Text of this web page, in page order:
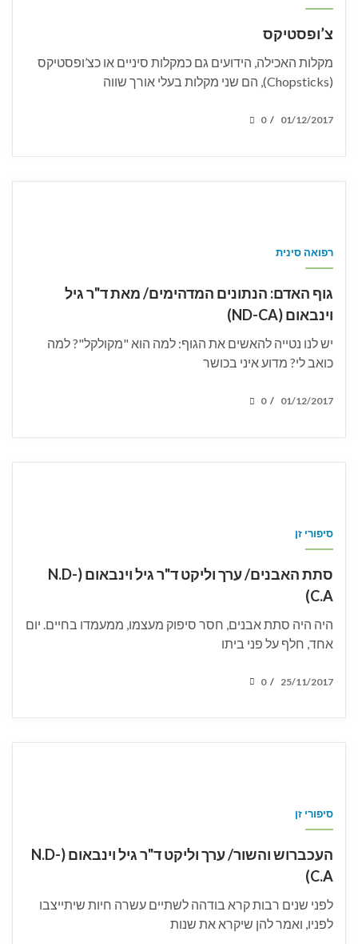
צ’ופסטיקס
מקלות האכילה, הידועים גם כמקלות סיניים או כצ’ופסטיקס
(Chopsticks), הם שני מקלות בעלי אורך שווה
POSTED
01/12/2017
/
0
רפואה סינית
גוף האדם: הנתונים המדהימים/ מאת ד"ר גיל
וינבאום (ND-CA)
יש לנו נטייה להאשים את הגוף: למה הוא "מקולקל"? למה
כואב לי? מדוע איני בכושר
POSTED
01/12/2017
/
0
סיפורי זן
סתת האבנים/ ערך וליקט ד"ר גיל וינבאום (N.D-
C.A)
היה היה סתת אבנים, חסר סיפוק מעצמו, ממעמדו בחיים. יום
אחד, חלף על פני ביתו
POSTED
25/11/2017
/
0
סיפורי זן
העכברוש והשור/ ערך וליקט ד"ר גיל וינבאום (N.D-
C.A)
לפני שנים רבות קרא בודהה לשתיים עשרה חיות שיתייצבו
לפניו, ואמר להן שיקרא את שנות